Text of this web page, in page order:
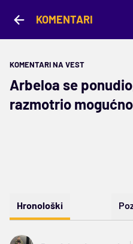
KOMENTARI
KOMENTARI NA VEST
Arbeloa se
razmotrio
Hronološki